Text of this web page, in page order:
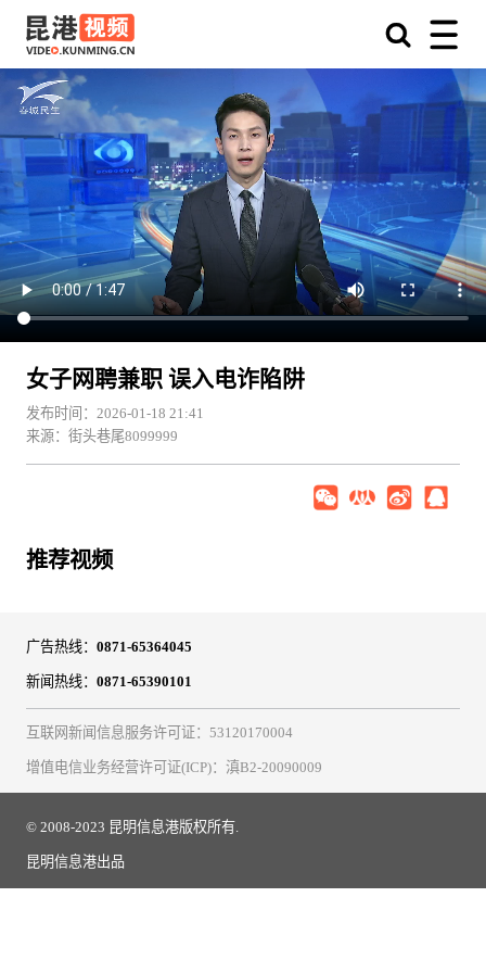
女子网聘兼职 误入电诈陷阱
发布时间：2026-01-18 21:41
来源：街头巷尾8099999
推荐视频
广告热线： 0871-65364045
新闻热线： 0871-65390101
互联网新闻信息服务许可证：53120170004
增值电信业务经营许可证(ICP)：滇B2-20090009
© 2008-2023 昆明信息港版权所有.
昆明信息港出品